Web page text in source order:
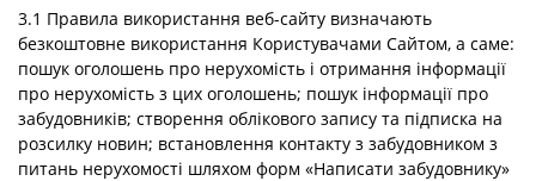
3.1 Правила використання веб-сайту визначають
безкоштовне використання Користувачами Сайтом, а саме:
пошук оголошень про нерухомість і отримання інформації
про нерухомість з цих оголошень; пошук інформації про
забудовників; створення облікового запису та підписка на
розсилку новин; встановлення контакту з забудовником з
питань нерухомості шляхом форм «Написати забудовнику»